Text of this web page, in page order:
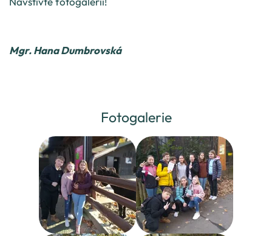
Mgr. Hana Dumbrovská
Fotogalerie